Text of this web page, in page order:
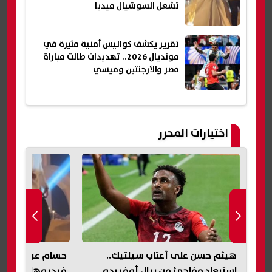
تشعل السوشيال ميديا
تقرير يكشف كواليس أمنية مثيرة في
مونديال 2026.. تهديدات طالت مباراة
مصر والأرجنتين وميسي
اختيارات المحرر
هيثم حسن على أعتاب سيلتيك..
حسام عبد